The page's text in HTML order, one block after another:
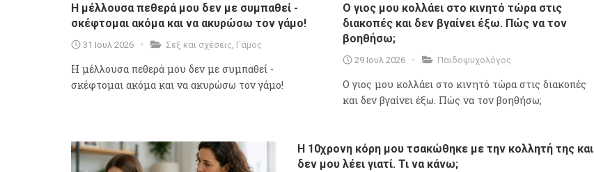
Η μέλλουσα πεθερά μου δεν με συμπαθεί -
σκέφτομαι ακόμα και να ακυρώσω τον γάμο!
31 Ιουλ 2026 Σεξ και σχέσεις, Γάμος
Η μέλλουσα πεθερά μου δεν με συμπαθεί -
σκέφτομαι ακόμα και να ακυρώσω τον γάμο!
Ο γιος μου κολλάει στο κινητό τώρα στις
διακοπές και δεν βγαίνει έξω. Πώς να τον
βοηθήσω;
29 Ιουλ 2026 Παιδοψυχολόγος
Ο γιος μου κολλάει στο κινητό τώρα στις διακοπές
και δεν βγαίνει έξω. Πώς να τον βοηθήσω;
Η 10χρονη κόρη μου τσακώθηκε με την κολλητή της και
δεν μου λέει γιατί. Τι να κάνω;